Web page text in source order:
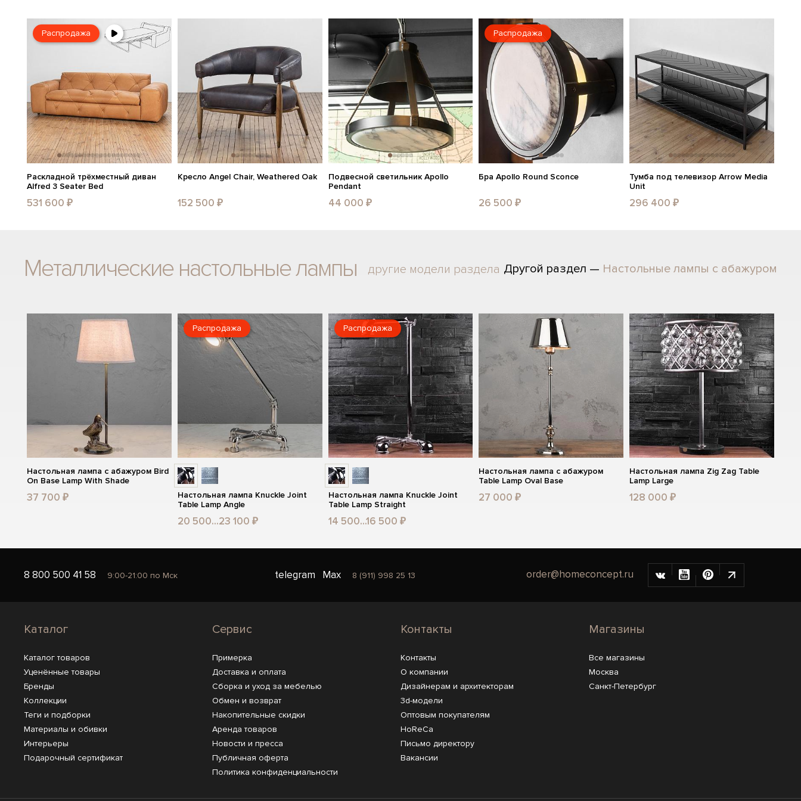
Распродажа
Раскладной трёхместный диван
Alfred 3 Seater Bed
531 600 ₽
Кресло Angel Chair, Weathered Oak
152 500 ₽
Подвесной светильник Apollo
Pendant
44 000 ₽
Распродажа
Бра Apollo Round Sconce
26 500 ₽
Тумба под телевизор Arrow Media
Unit
296 400 ₽
Металлические настольные лампы другие модели раздела Другой раздел — Настольные лампы с абажуром
Настольная лампа с абажуром Bird
On Base Lamp With Shade
37 700 ₽
Распродажа
Настольная лампа Knuckle Joint
Table Lamp Angle
20 500...23 100 ₽
Распродажа
Настольная лампа Knuckle Joint
Table Lamp Straight
14 500...16 500 ₽
Настольная лампа с абажуром
Table Lamp Oval Base
27 000 ₽
Настольная лампа Zig Zag Table
Lamp Large
128 000 ₽
8 800 500 41 58 9:00-21:00 по Мск telegram Max 8 (911) 998 25 13 order@homeconcept.ru
Каталог
Каталог товаров
Уценённые товары
Бренды
Коллекции
Теги и подборки
Материалы и обивки
Интерьеры
Подарочный сертификат
Сервис
Примерка
Доставка и оплата
Сборка и уход за мебелью
Обмен и возврат
Накопительные скидки
Аренда товаров
Новости и пресса
Публичная оферта
Политика конфиденциальности
Контакты
Контакты
О компании
Дизайнерам и архитекторам
3d-модели
Оптовым покупателям
HoReCa
Письмо директору
Вакансии
Магазины
Все магазины
Москва
Санкт-Петербург